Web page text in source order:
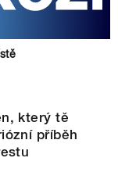
který tě
příběh